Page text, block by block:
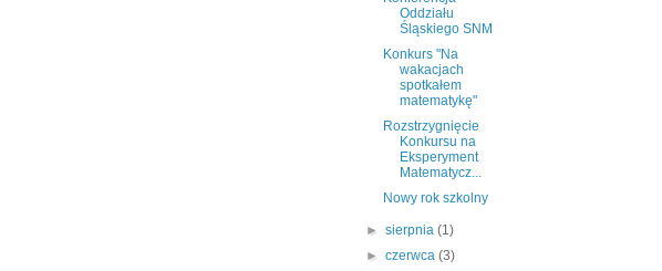
Oddziału
Śląskiego SNM
Konkurs "Na
wakacjach
spotkałem
matematykę"
Rozstrzygnięcie
Konkursu na
Eksperyment
Matematycz...
Nowy rok szkolny
►sierpnia(1)
►czerwca(3)